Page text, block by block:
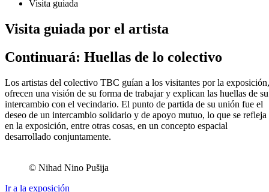
Visita guiada
Visita guiada por el artista
Continuará: Huellas de lo colectivo
Los artistas del colectivo TBC guían a los visitantes por la exposición,
ofrecen una visión de su forma de trabajar y explican las huellas de su
intercambio con el vecindario. El punto de partida de su unión fue el
deseo de un intercambio solidario y de apoyo mutuo, lo que se refleja
en la exposición, entre otras cosas, en un concepto espacial
desarrollado conjuntamente.
© Nihad Nino Pušija
Ir a la exposición